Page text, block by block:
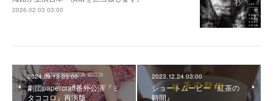
2026.02.03 03:00
2024.09.13 03:00
劇団papercraft番外公演『ミ
タココロ』再演版
2023.12.24 03:00
ショートムービー『紅茶の
時間』